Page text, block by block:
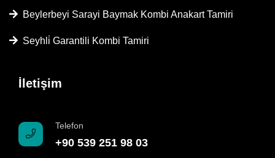
Beylerbeyi Sarayi Baymak Kombi Anakart Tamiri
Seyhli̇ Garantili Kombi Tamiri
İletişim
Telefon
+90 539 251 98 03